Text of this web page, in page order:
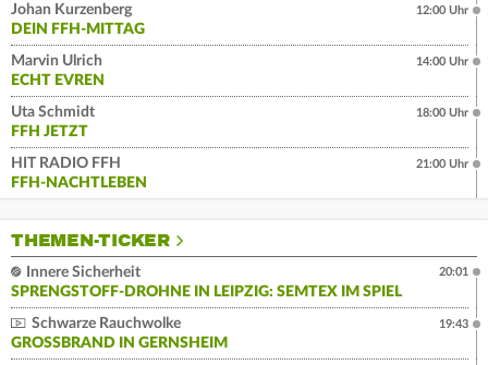
Johan Kurzenberg
DEIN FFH-MITTAG
12:00 Uhr
Marvin Ulrich
ECHT EVREN
14:00 Uhr
Uta Schmidt
FFH JETZT
18:00 Uhr
HIT RADIO FFH
FFH-NACHTLEBEN
21:00 Uhr
THEMEN-TICKER
Innere Sicherheit
SPRENGSTOFF-DROHNE IN LEIPZIG: SEMTEX IM SPIEL
20:01
Schwarze Rauchwolke
GROSSBRAND IN GERNSHEIM
19:43